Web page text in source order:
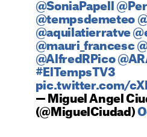
@SoniaPapell
@tempsdemeteo
@aquilatierratve
@mauri_francesc
@AlfredRPico
#ElTempsTV3
pic.twitter.com/
— Miguel Angel
(@MiguelCiudad)